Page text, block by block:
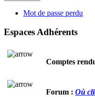
Mot de passe perdu
Espaces Adhérents
Comptes
Forum : Où